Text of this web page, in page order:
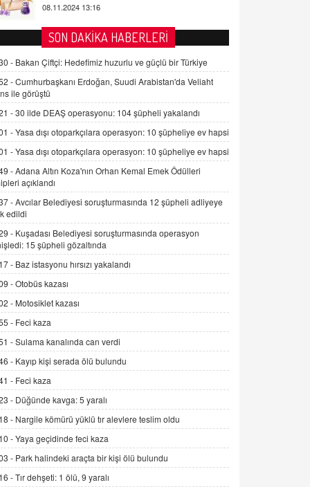
08.11.2024 13:16
FARUK ÖNALAN
Tezkere Onaylanmasaydı…
2 Kasım 2021 Salı 00:11
AV. DOĞAN CAN DOĞAN
Kişisel verilerin korunması ve dijital
hukukun gelişimi
15.09.2025 16:17
SEHER EREK
Kış Ayları Geldi, Hangi Önlemler
Alınmalı?
İNCİ GÜL AKÖL
Trump Keşke Adana'yı da Ziyaret Etse...
06.07.2026 13:00
ADEM AKÖL
Esed Destekçilerinin Yüzüne Vurulan
Şamar: Sednaya
11.12.2024 12:30
DR. EKREM ASLAN
Gerçek Ne, Algı Ne? "Beraber
Yürüyoruz" Cümlesinin Peşinden
19.07.2025 12:45
GÖNÜL MENEKŞE
Şifacının Yolu
04.11.2025 12:56
SON DAKİKA HABERLERİ
- Bakan Çiftçi: Hedefimiz huzurlu ve güçlü bir Türkiye
-Cumhurbaşkanı Erdoğan, Suudi Arabistan'da Veliaht
ile görüştü
-30 ilde DEAŞ operasyonu: 104 şüpheli yakalandı
-Yasa dışı otoparkçılara operasyon: 10 şüpheliye ev hapsi
-Yasa dışı otoparkçılara operasyon: 10 şüpheliye ev hapsi
-Adana Altın Koza'nın Orhan Kemal Emek Ödülleri
açıklandı
-Avcılar Belediyesi soruşturmasında 12 şüpheli adliyeye
edildi
- Kuşadası Belediyesi soruşturmasında operasyon
15 şüpheli gözaltında
- Baz istasyonu hırsızı yakalandı
-Otobüs kazası
- Motosiklet kazası
- Feci kaza
-Sulama kanalında can verdi
- Kayıp kişi serada ölü bulundu
- Feci kaza
- Düğünde kavga: 5 yaralı
- Nargile kömürü yüklü tır alevlere teslim oldu
-Yaya geçidinde feci kaza
- Park halindeki araçta bir kişi ölü bulundu
-Tır dehşeti: 1 ölü, 9 yaralı